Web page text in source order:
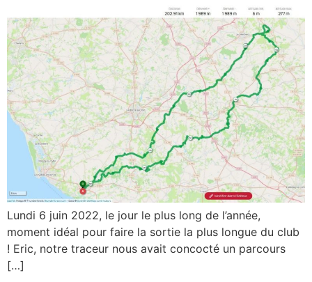
Lundi 6 juin 2022, le jour le plus long de l’année,
moment idéal pour faire la sortie la plus longue du club
! Eric, notre traceur nous avait concocté un parcours
[…]